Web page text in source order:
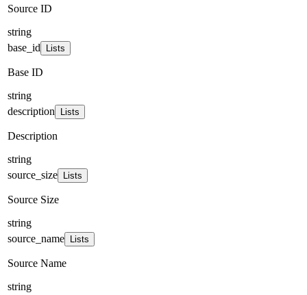
Source ID
string
base_id
Lists
Base ID
string
description
Lists
Description
string
source_size
Lists
Source Size
string
source_name
Lists
Source Name
string